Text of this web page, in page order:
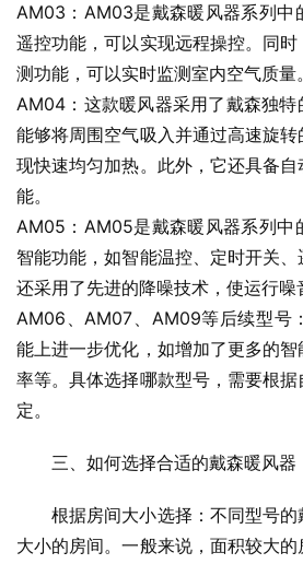
AM03：AM03是戴森暖风器系列中
遥控功能，可以实现远程操控。同
测功能，可以实时监测室内空气质量。
AM04：这款暖风器采用了戴森独
能够将周围空气吸入并通过高速旋
现快速均匀加热。此外，它还具备
能。
AM05：AM05是戴森暖风器系列中
智能功能，如智能温控、定时开关
还采用了先进的降噪技术，使运行噪
AM06、AM07、AM09等后续型号
能上进一步优化，如增加了更多的
率等。具体选择哪款型号，需要根
定。
三、如何选择合适的戴森暖风器
根据房间大小选择：不同型号
大小的房间。一般来说，面积较大